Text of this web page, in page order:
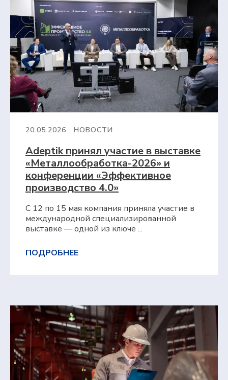
20.05.2026 НОВОСТИ
Adeptik принял участие в выставке
«Металлообработка-2026» и
конференции «Эффективное
производство 4.0»
С 12 по 15 мая компания приняла участие в
международной специализированной
выставке — одной из ключе ...
ПОДРОБНЕЕ